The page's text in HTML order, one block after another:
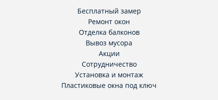
Бесплатный замер
Ремонт окон
Отделка балконов
Вывоз мусора
Акции
Сотрудничество
Установка и монтаж
Пластиковые окна под ключ